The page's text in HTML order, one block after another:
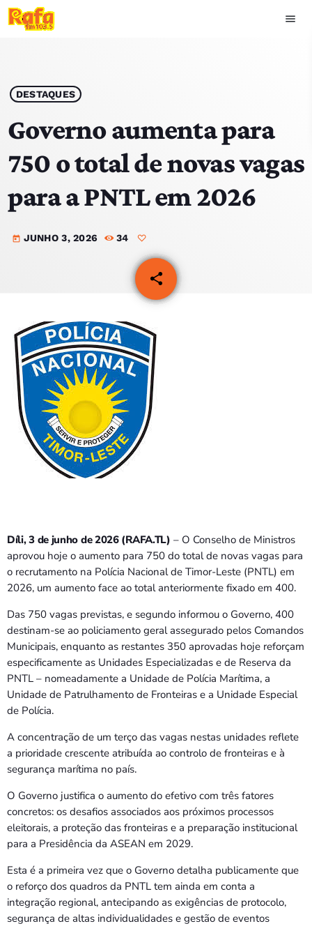
menu
play_arrow OUVIR RAFA
HOME
NOTÍCIAS
EQUIPA
PROGRAMAS
VIDEOS
EVENTOS
CONTACTOS
PORTUGUÊS
Bom dia RAFA
7:00 AM - 9:00 AM
Bom dia RAFA
7:00 AM - 10:00 AM
DESTAQUES
Governo aumenta para
750 o total de novas vagas
para a PNTL em 2026
today JUNHO 3, 2026 34
share
email
Díli, 3 de junho de 2026 (RAFA.TL) – O Conselho de Ministros
aprovou hoje o aumento para 750 do total de novas vagas para
o recrutamento na Polícia Nacional de Timor-Leste (PNTL) em
2026, um aumento face ao total anteriormente fixado em 400.
Das 750 vagas previstas, e segundo informou o Governo, 400
destinam-se ao policiamento geral assegurado pelos Comandos
Municipais, enquanto as restantes 350 aprovadas hoje reforçam
especificamente as Unidades Especializadas e de Reserva da
PNTL – nomeadamente a Unidade de Polícia Marítima, a
Unidade de Patrulhamento de Fronteiras e a Unidade Especial
de Polícia.
A concentração de um terço das vagas nestas unidades reflete
a prioridade crescente atribuída ao controlo de fronteiras e à
segurança marítima no país.
O Governo justifica o aumento do efetivo com três fatores
concretos: os desafios associados aos próximos processos
eleitorais, a proteção das fronteiras e a preparação institucional
para a Presidência da ASEAN em 2029.
Esta é a primeira vez que o Governo detalha publicamente que
o reforço dos quadros da PNTL tem ainda em conta a
integração regional, antecipando as exigências de protocolo,
segurança de altas individualidades e gestão de eventos